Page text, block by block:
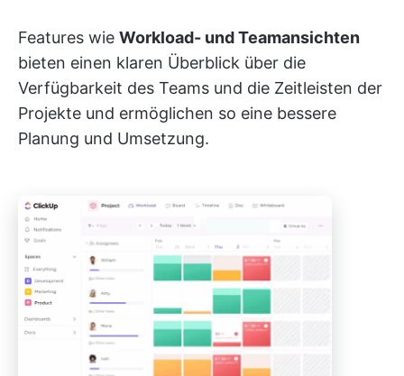
Features wie Workload- und Teamansichten
bieten einen klaren Überblick über die
Verfügbarkeit des Teams und die Zeitleisten der
Projekte und ermöglichen so eine bessere
Planung und Umsetzung.